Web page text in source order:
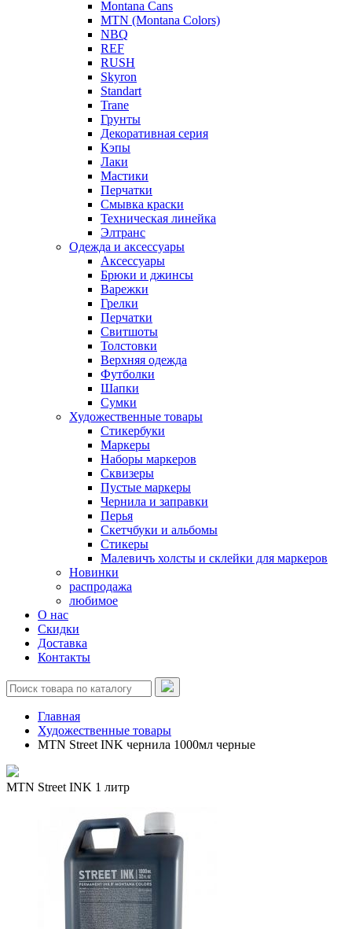
Montana Cans
MTN (Montana Colors)
NBQ
REF
RUSH
Skyron
Standart
Trane
Грунты
Декоративная серия
Кэпы
Лаки
Мастики
Перчатки
Смывка краски
Техническая линейка
Элтранс
Одежда и аксессуары
Аксессуары
Брюки и джинсы
Варежки
Грелки
Перчатки
Свитшоты
Толстовки
Верхняя одежда
Футболки
Шапки
Сумки
Художественные товары
Стикербуки
Маркеры
Наборы маркеров
Сквизеры
Пустые маркеры
Чернила и заправки
Перья
Скетчбуки и альбомы
Стикеры
Малевичъ холсты и склейки для маркеров
Новинки
распродажа
любимое
О нас
Скидки
Доставка
Контакты
Главная
Художественные товары
MTN Street INK чернила 1000мл черные
MTN Street INK 1 литр